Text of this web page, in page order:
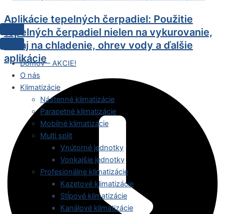
Domov – AKCIE!
O nás
Klimatizácie
Nástenné klimatizácie
Parapetné klimatizácie
Mobilné klimatizácie
Multi split
Vnútorné jednotky
Vonkajšie jednotky
Profesionálne klimatizácie
Kazetové klimatizácie
Stĺpové klimatizácie
Kanálové klimatizácie
Aplikácie tepelných čerpadiel: Použitie
tepelných čerpadiel nielen na vykurovanie,
ale aj na chladenie, ohrev vody a ďalšie
aplikácie